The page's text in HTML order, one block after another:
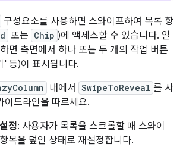
구성요소를 사용하면 스와이프하여 목록 항
또는 Chip )에 액세스할 수 있습니다. 일
면 측면에서 하나 또는 두 개의 작업 버튼
등)이 표시됩니다.
내에서 SwipeToReveal 를 사
이드라인을 따르세요.
정: 사용자가 목록을 스크롤할 때 스와이
목을 덮인 상태로 재설정합니다.